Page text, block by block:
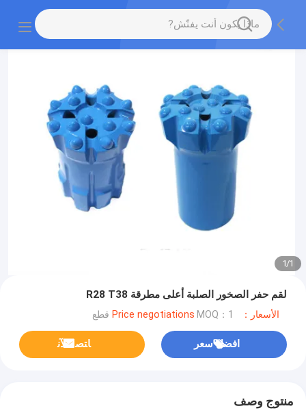
1
/
1
لقم حفر الصخور الصلبة أعلى مطرقة R28 T38
الأسعار：Price negotiations MOQ：1 قطع
افضل سعر ﺎﺘﺼﻟ ﺍﻶﻧ
منتوج وصف